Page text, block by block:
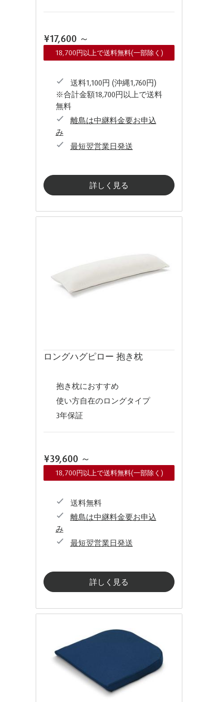
¥17,600 ～
18,700円以上で送料無料(一部除く)
送料1,100円 (沖縄1,760円)
※合計金額18,700円以上で送料
無料
離島は中継料金要お申込
み
最短翌営業日発送
詳しく見る
ロングハグピロー 抱き枕
抱き枕におすすめ
使い方自在のロングタイプ
3年保証
¥39,600 ～
18,700円以上で送料無料(一部除く)
送料無料
離島は中継料金要お申込
み
最短翌営業日発送
詳しく見る